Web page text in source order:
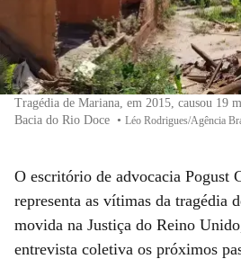
Tragédia de Mariana, em 2015, causou 19
Bacia do Rio Doce • Léo Rodrigues/Agência
O escritório de advocacia Pogust
representa as vítimas da tragédia
movida na Justiça do Reino
entrevista coletiva os próximos